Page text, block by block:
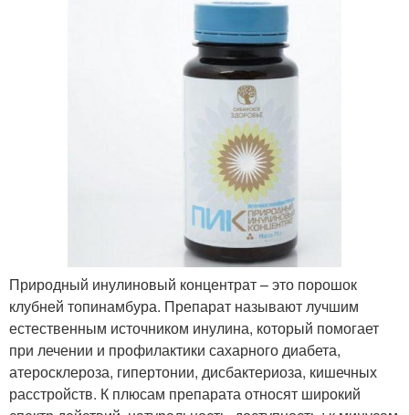
Природный инулиновый концентрат – это порошок
клубней топинамбура. Препарат называют лучшим
естественным источником инулина, который помогает
при лечении и профилактики сахарного диабета,
атеросклероза, гипертонии, дисбактериоза, кишечных
расстройств. К плюсам препарата относят широкий